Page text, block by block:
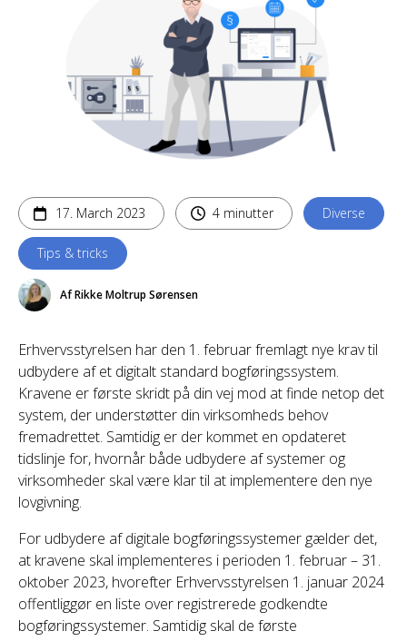
17. March 2023 4 minutter Diverse
Tips & tricks
Af Rikke Moltrup Sørensen
Erhvervsstyrelsen har den 1. februar fremlagt nye krav til
udbydere af et digitalt standard bogføringssystem.
Kravene er første skridt på din vej mod at finde netop det
system, der understøtter din virksomheds behov
fremadrettet. Samtidig er der kommet en opdateret
tidslinje for, hvornår både udbydere af systemer og
virksomheder skal være klar til at implementere den nye
lovgivning.
For udbydere af digitale bogføringssystemer gælder det,
at kravene skal implementeres i perioden 1. februar – 31.
oktober 2023, hvorefter Erhvervsstyrelsen 1. januar 2024
offentliggør en liste over registrerede godkendte
bogføringssystemer. Samtidig skal de første